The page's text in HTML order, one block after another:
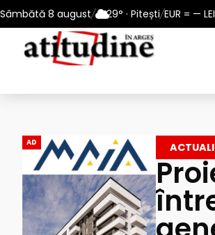
Sâmbătă 8 august/ 29° · Pitești/EUR = — LEI
10 – 13 august 2026
AD